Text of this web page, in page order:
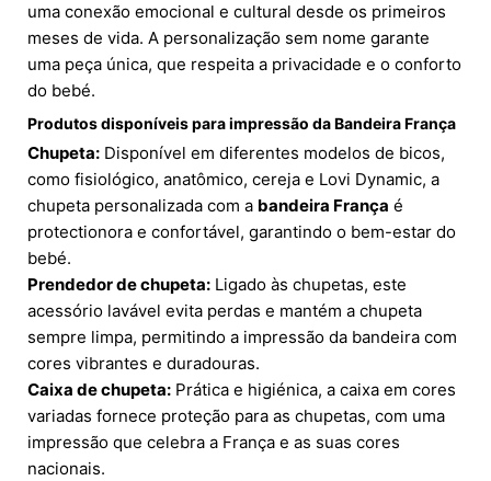
uma conexão emocional e cultural desde os primeiros
meses de vida. A personalização sem nome garante
uma peça única, que respeita a privacidade e o conforto
do bebé.
Produtos disponíveis para impressão da Bandeira França
Chupeta: Disponível em diferentes modelos de bicos,
como fisiológico, anatômico, cereja e Lovi Dynamic, a
chupeta personalizada com a bandeira França é
protectionora e confortável, garantindo o bem-estar do
bebé.
Prendedor de chupeta: Ligado às chupetas, este
acessório lavável evita perdas e mantém a chupeta
sempre limpa, permitindo a impressão da bandeira com
cores vibrantes e duradouras.
Caixa de chupeta: Prática e higiénica, a caixa em cores
variadas fornece proteção para as chupetas, com uma
impressão que celebra a França e as suas cores
nacionais.